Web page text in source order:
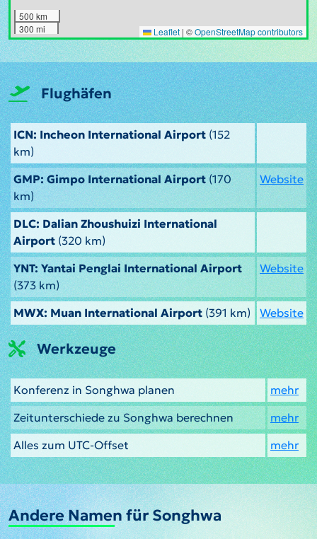
500 km
300 mi
Leaflet | ©OpenStreetMap contributors
Flughäfen
ICN: Incheon International Airport (152
km)
GMP: Gimpo International Airport(170
km)
Website
DLC: Dalian Zhoushuizi International
Airport (320 km)
YNT: Yantai Penglai International Airport
(373 km)
Website
MWX: Muan International Airport (391 km) Website
Werkzeuge
Konferenz in Songhwa planen
mehr
Zeitunterschiede zu Songhwa berechnen
mehr
Alles zum UTC-Offset
mehr
Andere Namen für Songhwa